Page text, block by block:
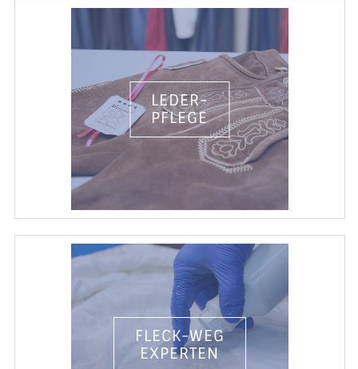
LEDER-
PFLEGE
FLECK-WEG
EXPERTEN